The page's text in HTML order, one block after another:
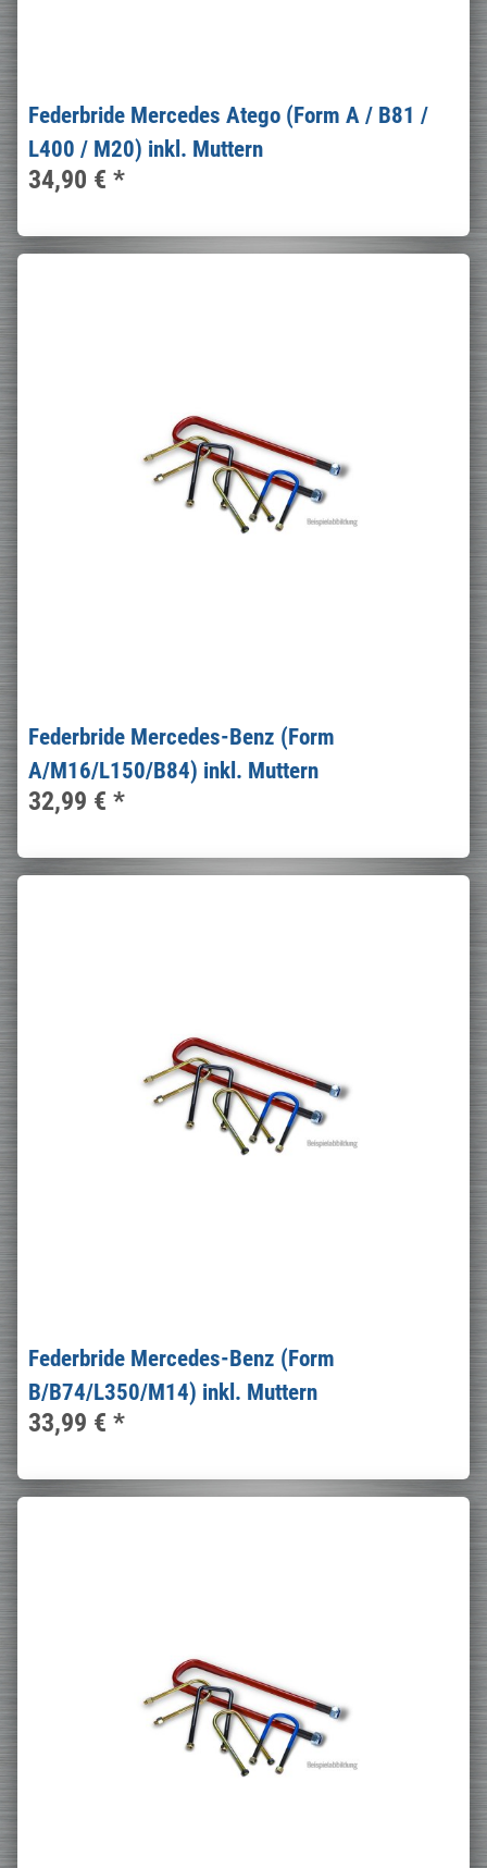
Federbride Mercedes Atego (Form A / B81 /
L400 / M20) inkl. Muttern
34,90 € *
Federbride Mercedes-Benz (Form
A/M16/L150/B84) inkl. Muttern
32,99 € *
Federbride Mercedes-Benz (Form
B/B74/L350/M14) inkl. Muttern
33,99 € *